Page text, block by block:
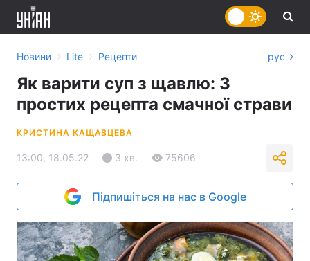
Новини › Lite › Рецепти рус
Як варити суп з щавлю: 3
простих рецепта смачної страви
КРИСТИНА КАЩАВЦЕВА
13:00, 18.05.22 3 хв. 75606
Підпишіться на нас в Google